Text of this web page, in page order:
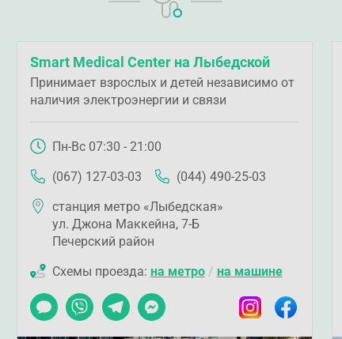
Smart Medical Center на Лыбедской
Принимает взрослых и детей независимо от
наличия электроэнергии и связи
Пн-Вс 07:30 - 21:00
(067) 127-03-03
(044) 490-25-03
станция метро «Лыбедская»
ул. Джона Маккейна, 7-Б
Печерский район
Схемы проезда: на метро/ на машине
Чат Viber TelegramMessenger InstagramFacebook